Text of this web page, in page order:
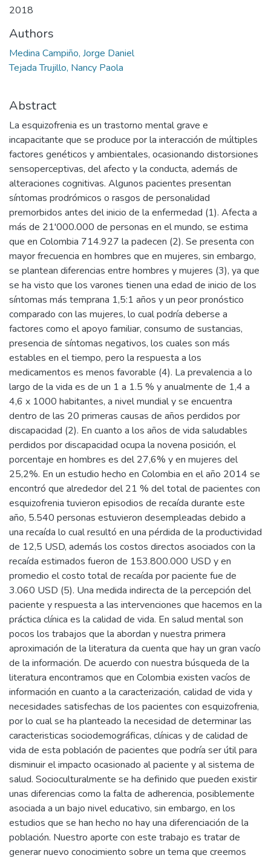
2018
Authors
Medina Campiño, Jorge Daniel
Tejada Trujillo, Nancy Paola
Abstract
La esquizofrenia es un trastorno mental grave e
incapacitante que se produce por la interacción de múltiples
factores genéticos y ambientales, ocasionando distorsiones
sensoperceptivas, del afecto y la conducta, además de
alteraciones cognitivas. Algunos pacientes presentan
síntomas prodrómicos o rasgos de personalidad
premorbidos antes del inicio de la enfermedad (1). Afecta a
más de 21'000.000 de personas en el mundo, se estima
que en Colombia 714.927 la padecen (2). Se presenta con
mayor frecuencia en hombres que en mujeres, sin embargo,
se plantean diferencias entre hombres y mujeres (3), ya que
se ha visto que los varones tienen una edad de inicio de los
síntomas más temprana 1,5:1 años y un peor pronóstico
comparado con las mujeres, lo cual podría deberse a
factores como el apoyo familiar, consumo de sustancias,
presencia de síntomas negativos, los cuales son más
estables en el tiempo, pero la respuesta a los
medicamentos es menos favorable (4). La prevalencia a lo
largo de la vida es de un 1 a 1.5 % y anualmente de 1,4 a
4,6 x 1000 habitantes, a nivel mundial y se encuentra
dentro de las 20 primeras causas de años perdidos por
discapacidad (2). En cuanto a los años de vida saludables
perdidos por discapacidad ocupa la novena posición, el
porcentaje en hombres es del 27,6% y en mujeres del
25,2%. En un estudio hecho en Colombia en el año 2014 se
encontró que alrededor del 21 % del total de pacientes con
esquizofrenia tuvieron episodios de recaída durante este
año, 5.540 personas estuvieron desempleadas debido a
una recaída lo cual resultó en una pérdida de la productividad
de 12,5 USD, además los costos directos asociados con la
recaída estimados fueron de 153.800.000 USD y en
promedio el costo total de recaída por paciente fue de
3.060 USD (5). Una medida indirecta de la percepción del
paciente y respuesta a las intervenciones que hacemos en la
práctica clínica es la calidad de vida. En salud mental son
pocos los trabajos que la abordan y nuestra primera
aproximación de la literatura da cuenta que hay un gran vacío
de la información. De acuerdo con nuestra búsqueda de la
literatura encontramos que en Colombia existen vacíos de
información en cuanto a la caracterización, calidad de vida y
necesidades satisfechas de los pacientes con esquizofrenia,
por lo cual se ha planteado la necesidad de determinar las
caracteristicas sociodemográficas, clínicas y de calidad de
vida de esta población de pacientes que podría ser útil para
disminuir el impacto ocasionado al paciente y al sistema de
salud. Socioculturalmente se ha definido que pueden existir
unas diferencias como la falta de adherencia, posiblemente
asociada a un bajo nivel educativo, sin embargo, en los
estudios que se han hecho no hay una diferenciación de la
población. Nuestro aporte con este trabajo es tratar de
generar nuevo conocimiento sobre un tema que creemos